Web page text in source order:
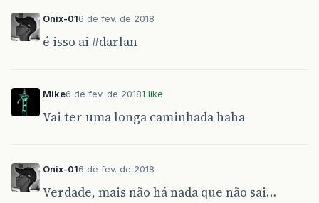
Onix-016 de fev. de 2018
é isso ai #darlan
Mike6 de fev. de 20181 like
Vai ter uma longa caminhada haha
Onix-016 de fev. de 2018
Verdade, mais não há nada que não sai…